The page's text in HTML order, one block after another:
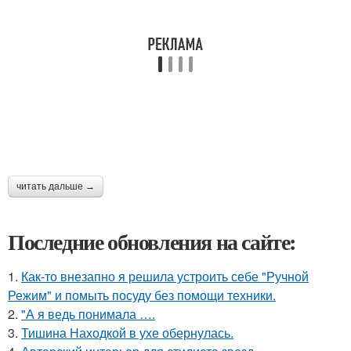
читать дальше →
Последние обновления на сайте:
1. Как-то внезапно я решила устроить себе "Ручной
Режим" и помыть посуду без помощи техники.
2. "А я ведь понимала ….
3. Тишина Находкой в ухе обернулась.